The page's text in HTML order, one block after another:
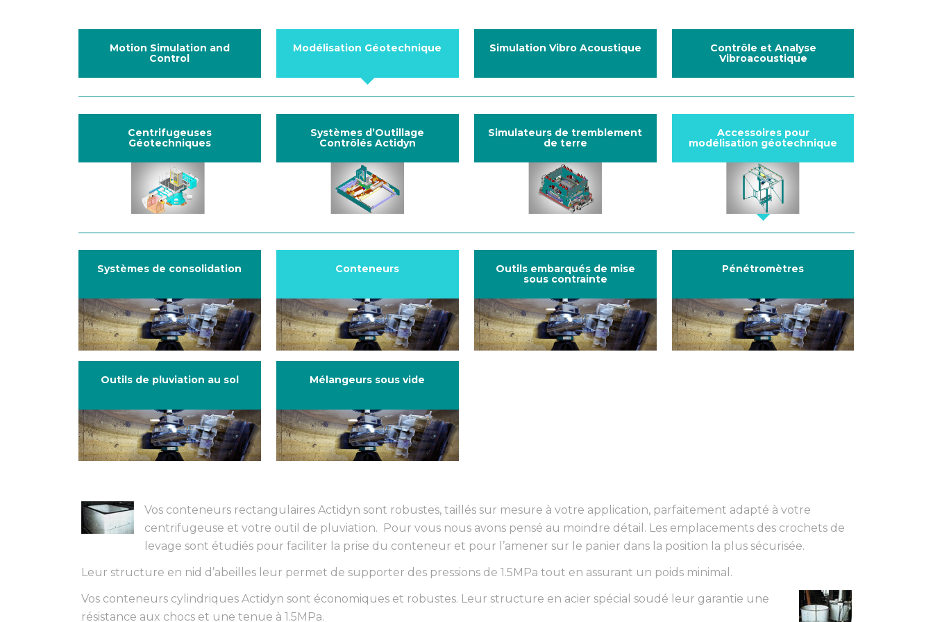
Motion Simulation and
Control
Modélisation Géotechnique Simulation Vibro Acoustique
Contrôle et Analyse
Vibroacoustique
Centrifugeuses
Géotechniques
Systèmes d’Outillage
Contrôlés Actidyn
Simulateurs de tremblement
de terre
Accessoires pour
modélisation géotechnique
Systèmes de consolidation Conteneurs
Outils embarqués de mise
sous contrainte
Pénétromètres
Outils de pluviation au sol Mélangeurs sous vide
Vos conteneurs rectangulaires Actidyn sont robustes, taillés sur mesure à votre application, parfaitement adapté à votre
centrifugeuse et votre outil de pluviation. Pour vous nous avons pensé au moindre détail. Les emplacements des crochets de
levage sont étudiés pour faciliter la prise du conteneur et pour l’amener sur le panier dans la position la plus sécurisée.
Leur structure en nid d’abeilles leur permet de supporter des pressions de 1.5MPa tout en assurant un poids minimal.
Vos conteneurs cylindriques Actidyn sont économiques et robustes. Leur structure en acier spécial soudé leur garantie une
résistance aux chocs et une tenue à 1.5MPa.